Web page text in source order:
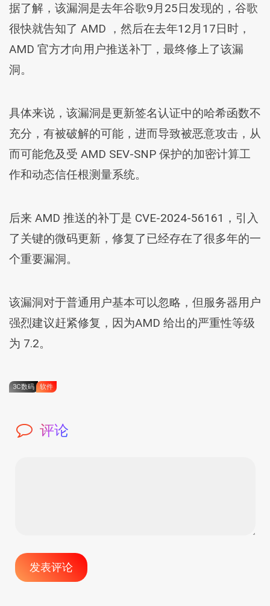
据了解，该漏洞是去年谷歌9月25日发现的，谷歌
很快就告知了 AMD ，然后在去年12月17日时，
AMD 官方才向用户推送补丁，最终修上了该漏
洞。
具体来说，该漏洞是更新签名认证中的哈希函数不
充分，有被破解的可能，进而导致被恶意攻击，从
而可能危及受 AMD SEV-SNP 保护的加密计算工
作和动态信任根测量系统。
后来 AMD 推送的补丁是 CVE-2024-56161，引入
了关键的微码更新，修复了已经存在了很多年的一
个重要漏洞。
该漏洞对于普通用户基本可以忽略，但服务器用户
强烈建议赶紧修复，因为AMD 给出的严重性等级
为 7.2。
3C数码 软件
评论